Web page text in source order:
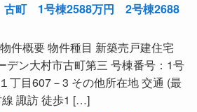
町 1号棟2588万円 2号棟2688
件概要 物件種目 新築売戸建住宅
デン大村市古町第三 号棟番号：1号
丁目607－3 その他所在地 交通 (最
諏訪 徒歩1 […]